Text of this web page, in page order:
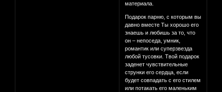
материала.
Подарок парню, с которым вы
давно вместе Ты хорошо его
знаешь и любишь за то, что
он – непоседа, умник,
романтик или суперзвезда
любой тусовки. Твой подарок
заденет чувствительные
струнки его сердца, если
будет совпадать с его стилем
или потакать его маленьким